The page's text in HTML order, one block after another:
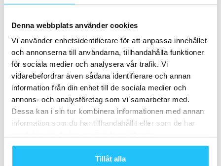
Denna webbplats använder cookies
Vi använder enhetsidentifierare för att anpassa innehållet
och annonserna till användarna, tillhandahålla funktioner
för sociala medier och analysera vår trafik. Vi
vidarebefordrar även sådana identifierare och annan
information från din enhet till de sociala medier och
annons- och analysföretag som vi samarbetar med.
Dessa kan i sin tur kombinera informationen med annan
information som du har tillhandahållit eller som de har
Tillåt alla
Business
gymmarknaden
Samarbete
- Annons -
MEST POPULÄRA
BUILD’N BURN – Shop-in-Shop-koncept på